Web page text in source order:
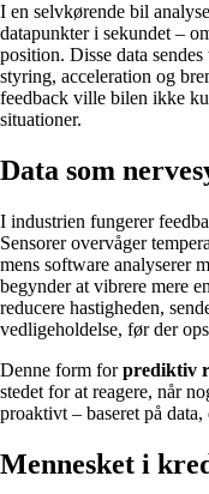
I en selvkørende bil
datapunkter i sekundet –
position. Disse data
styring, acceleration og
feedback ville bilen ikke
situationer.
Data som
I industrien fungerer
Sensorer overvåger
mens software analyserer
begynder at vibrere mere
reducere hastigheden,
vedligeholdelse, før der
Denne form forprediktiv
stedet for at reagere, når
proaktivt – baseret på
Mennesket i